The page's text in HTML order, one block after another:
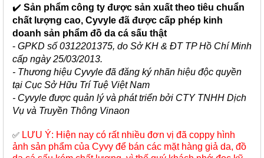
✔️ Sản phẩm công ty được sản xuất theo tiêu chuẩn
chất lượng cao, Cyvyle đã được cấp phép kinh
doanh sản phẩm đồ da cá sấu thật
- GPKD số 0312201375, do Sở KH & ĐT TP Hồ Chí Minh
cấp ngày 25/03/2013.
- Thương hiệu Cyvyle đã đăng ký nhãn hiệu độc quyền
tại Cục Sở Hữu Trí Tuệ Việt Nam
- Cyvyle được quản lý và phát triển bởi CTY TNHH Dịch
Vụ và Truyền Thông Vinaon
✅ LƯU Ý: Hiện nay có rất nhiều đơn vị đã coppy hình
ảnh sản phẩm của Cyvy để bán các mặt hàng giả da, đồ